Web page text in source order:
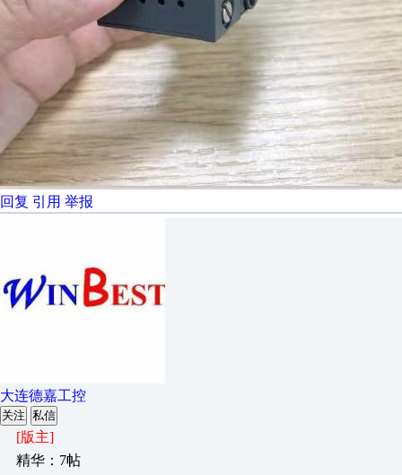
回复 引用 举报
大连德嘉工控
关注 私信
[版主]
精华：7帖